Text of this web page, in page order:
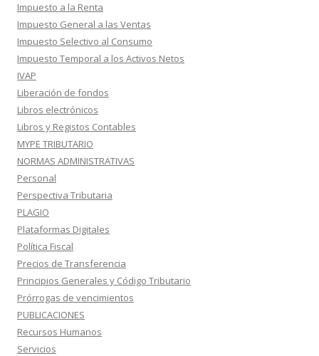
Impuesto a la Renta
Impuesto General a las Ventas
Impuesto Selectivo al Consumo
Impuesto Temporal a los Activos Netos
IVAP
Liberación de fondos
Libros electrónicos
Libros y Registos Contables
MYPE TRIBUTARIO
NORMAS ADMINISTRATIVAS
Personal
Perspectiva Tributaria
PLAGIO
Plataformas Digitales
Política Fiscal
Precios de Transferencia
Principios Generales y Código Tributario
Prórrogas de vencimientos
PUBLICACIONES
Recursos Humanos
Servicios